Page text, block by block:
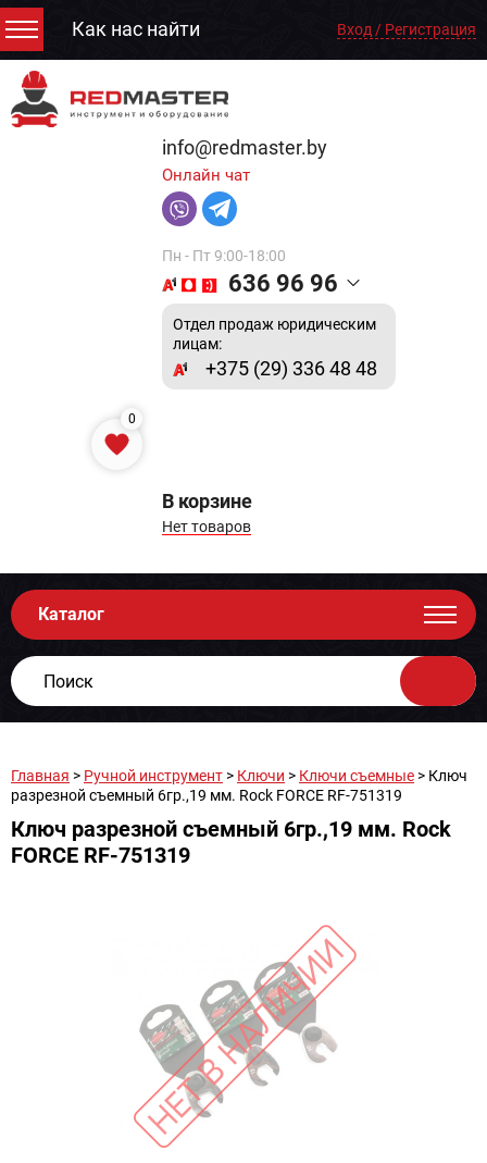
Как нас найти Вход / Регистрация
info@redmaster.by
Онлайн чат
Пн - Пт 9:00-18:00
636 96 96
Отдел продаж юридическим
лицам:
+375 (29) 336 48 48
0
В корзине
Нет товаров
Каталог
Главная > Ручной инструмент > Ключи > Ключи съемные > Ключ
разрезной съемный 6гр.,19 мм. Rock FORCE RF-751319
Ключ разрезной съемный 6гр.,19 мм. Rock
FORCE RF-751319